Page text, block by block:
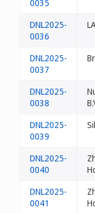
0035
DNL2025-
0036
DNL2025-
0037
DNL2025-
0038
DNL2025-
0039
DNL2025-
0040
DNL2025-
0041